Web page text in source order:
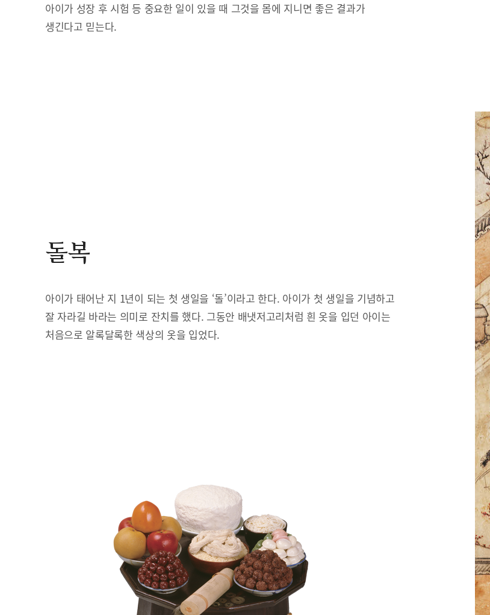
아이가 성장 후 시험 등 중요한 일이 있을 때 그것을 몸에 지니면 좋은 결과가
생긴다고 믿는다.
돌복
아이가 태어난 지 1년이 되는 첫 생일을 ‘돌’이라고 한다. 아이가 첫 생일을 기념하고
잘 자라길 바라는 의미로 잔치를 했다. 그동안 배냇저고리처럼 흰 옷을 입던 아이는
처음으로 알록달록한 색상의 옷을 입었다.